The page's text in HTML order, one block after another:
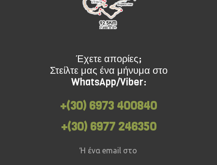
Έχετε απορίες;
Στείλτε μας ένα μήνυμα στο
WhatsApp/Viber:
+(30) 6973 400840
+(30) 6977 246350
Ή ένα email στο